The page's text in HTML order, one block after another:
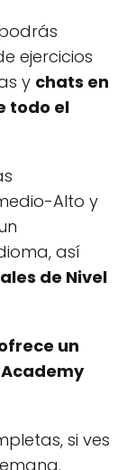
ejercicios
y chats en
todo el
Alto y
así
de Nivel
un
Academy
si ves